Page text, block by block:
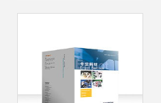
——论网站开发与
维护